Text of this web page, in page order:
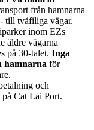
från hamnarna
till tvåfiliga vägar.
inom EZs
äldre vägarna
på 30-talet. Inga
hamnarna för
och
Cat Lai Port.